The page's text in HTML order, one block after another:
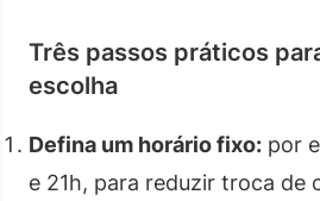
Três passos práticos
escolha
Defina um horário fixo: por
e 21h, para reduzir troca de